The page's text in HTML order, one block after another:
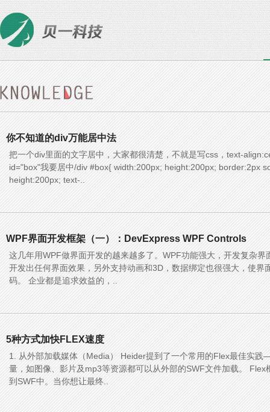
你不知道的div万能居中法
把一个div里面的文字居中，大家都很清楚，不就是写css，text-
id="box"我要居中/div #box{ width:200px; height:200px; border:2px
height:200px; text-..
WPF界面开发框架（一）：DevExpress WPF Controls
这几年用WPF做界面开发的越来越多了。WPF功能强大，开发复杂
开发出任何界面效果，另外支持动画和3D，数据绑定也很强大，使界
码。 企业都是追求效益的，..
5种方式加快FLEX速度
1. 从外部加载媒体（Media） Heider提到了一个常用的Flex最佳实
量，如图像、影片及mp3等资源都可以从外部的SWF文件加载。
到SWF中。当你想让最终..